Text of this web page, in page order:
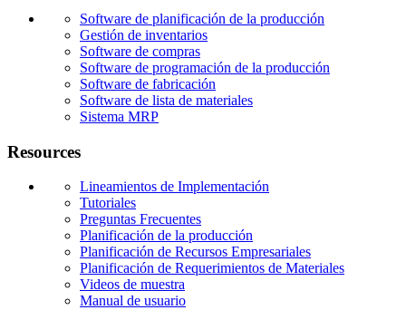
Software de planificación de la producción
Gestión de inventarios
Software de compras
Software de programación de la producción
Software de fabricación
Software de lista de materiales
Sistema MRP
Resources
Lineamientos de Implementación
Tutoriales
Preguntas Frecuentes
Planificación de la producción
Planificación de Recursos Empresariales
Planificación de Requerimientos de Materiales
Videos de muestra
Manual de usuario